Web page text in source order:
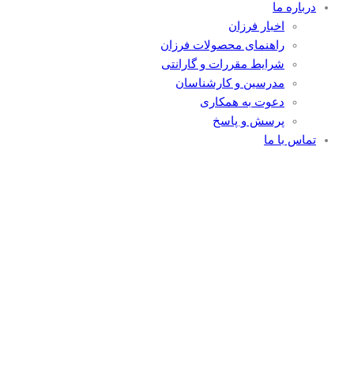
درباره ما
اخبار فرزان
راهنمای محصولات فرزان
شرایط مقررات و گارانتی
مدرسین و کارشناسان
دعوت به همکاری
پرسش و پاسخ
تماس با ما